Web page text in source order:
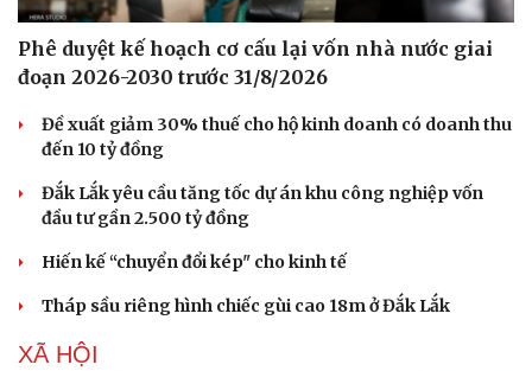
Phê duyệt kế hoạch cơ cấu lại vốn nhà nước giai
đoạn 2026-2030 trước 31/8/2026
Đề xuất giảm 30% thuế cho hộ kinh doanh có doanh thu
đến 10 tỷ đồng
Đắk Lắk yêu cầu tăng tốc dự án khu công nghiệp vốn
đầu tư gần 2.500 tỷ đồng
Hiến kế “chuyển đổi kép" cho kinh tế
Tháp sầu riêng hình chiếc gùi cao 18m ở Đắk Lắk
XÃ HỘI